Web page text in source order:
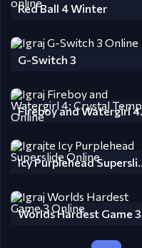
Red Ball 4 Winter
G-Switch 3
Icy
Worlds Hardest Game 3